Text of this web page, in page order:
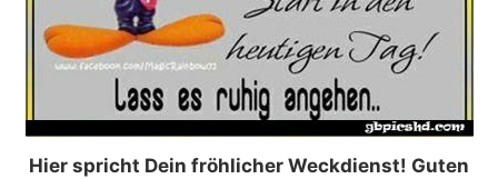
Hier spricht Dein fröhlicher Weckdienst! Guten